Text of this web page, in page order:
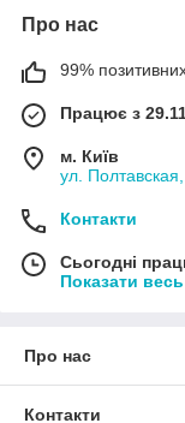
Про нас
99% позитивних
Працює з
м. Київ
ул.
Контакти
Сьогодні
Показати
Про нас
Контакти